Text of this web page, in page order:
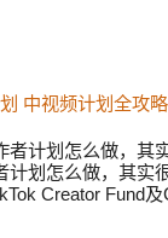
中视频计划全攻
者计划怎么做，其
计划怎么做，其实
Creator Fund